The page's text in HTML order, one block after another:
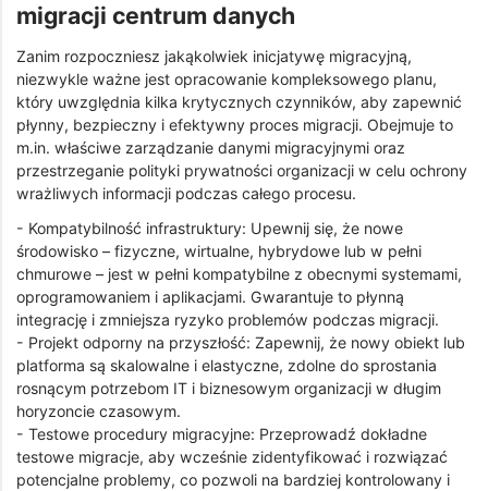
migracji centrum danych
Zanim rozpoczniesz jakąkolwiek inicjatywę migracyjną,
niezwykle ważne jest opracowanie kompleksowego planu,
który uwzględnia kilka krytycznych czynników, aby zapewnić
płynny, bezpieczny i efektywny proces migracji. Obejmuje to
m.in. właściwe zarządzanie danymi migracyjnymi oraz
przestrzeganie polityki prywatności organizacji w celu ochrony
wrażliwych informacji podczas całego procesu.
- Kompatybilność infrastruktury: Upewnij się, że nowe
środowisko – fizyczne, wirtualne, hybrydowe lub w pełni
chmurowe – jest w pełni kompatybilne z obecnymi systemami,
oprogramowaniem i aplikacjami. Gwarantuje to płynną
integrację i zmniejsza ryzyko problemów podczas migracji.
- Projekt odporny na przyszłość: Zapewnij, że nowy obiekt lub
platforma są skalowalne i elastyczne, zdolne do sprostania
rosnącym potrzebom IT i biznesowym organizacji w długim
horyzoncie czasowym.
- Testowe procedury migracyjne: Przeprowadź dokładne
testowe migracje, aby wcześnie zidentyfikować i rozwiązać
potencjalne problemy, co pozwoli na bardziej kontrolowany i